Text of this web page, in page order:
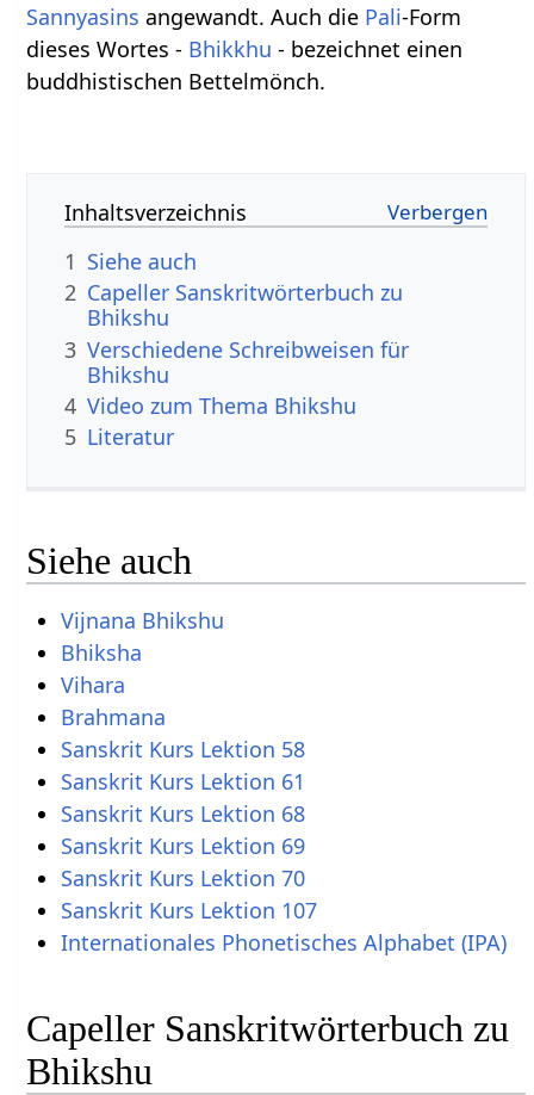
Sannyasins angewandt. Auch die Pali-Form
dieses Wortes - Bhikkhu - bezeichnet einen
buddhistischen Bettelmönch.
Inhaltsverzeichnis
1 Siehe auch
2 Capeller Sanskritwörterbuch zu
Bhikshu
3 Verschiedene Schreibweisen für
Bhikshu
4 Video zum Thema Bhikshu
5 Literatur
Siehe auch
Vijnana Bhikshu
Bhiksha
Vihara
Brahmana
Sanskrit Kurs Lektion 58
Sanskrit Kurs Lektion 61
Sanskrit Kurs Lektion 68
Sanskrit Kurs Lektion 69
Sanskrit Kurs Lektion 70
Sanskrit Kurs Lektion 107
Internationales Phonetisches Alphabet (IPA)
Capeller Sanskritwörterbuch zu
Bhikshu